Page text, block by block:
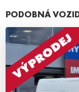
PODOBNÁ